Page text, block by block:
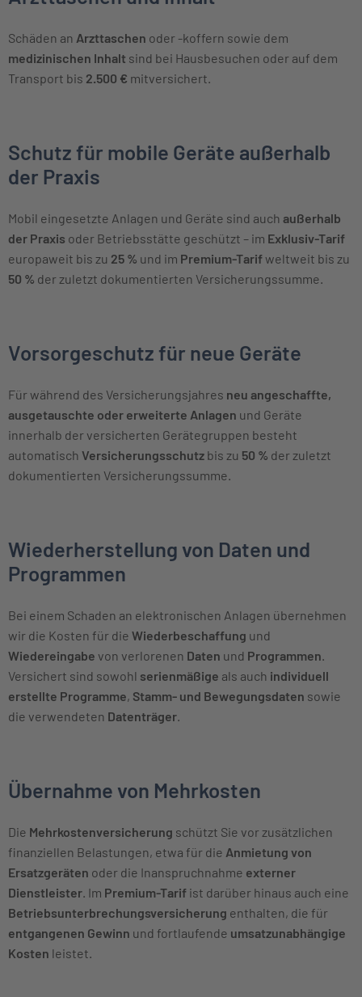
Schäden an Arzttaschen oder -koffern sowie dem
medizinischen Inhalt sind bei Hausbesuchen oder auf dem
Transport bis 2.500 € mitversichert.
Schutz für mobile Geräte außerhalb
der Praxis
Mobil eingesetzte Anlagen und Geräte sind auch außerhalb
der Praxis oder Betriebsstätte geschützt – im Exklusiv-Tarif
europaweit bis zu 25 % und im Premium-Tarifweltweit bis zu
50 % der zuletzt dokumentierten Versicherungssumme.
Vorsorgeschutz für neue Geräte
Für während des Versicherungsjahres neu angeschaffte,
ausgetauschte oder erweiterte Anlagen und Geräte
innerhalb der versicherten Gerätegruppen besteht
automatisch Versicherungsschutz bis zu 50 % der zuletzt
dokumentierten Versicherungssumme.
Wiederherstellung von Daten und
Programmen
Bei einem Schaden an elektronischen Anlagen übernehmen
wir die Kosten für die Wiederbeschaffung und
Wiedereingabe von verlorenen Daten und Programmen.
Versichert sind sowohl serienmäßige als auch individuell
erstellte Programme, Stamm- und Bewegungsdaten sowie
die verwendeten Datenträger.
Übernahme von Mehrkosten
Die Mehrkostenversicherung schützt Sie vor zusätzlichen
finanziellen Belastungen, etwa für die Anmietung von
Ersatzgeräten oder die Inanspruchnahme externer
Dienstleister. Im Premium-Tarif ist darüber hinaus auch eine
Betriebsunterbrechungsversicherung enthalten, die für
entgangenen Gewinn und fortlaufende umsatzunabhängige
Kosten leistet.